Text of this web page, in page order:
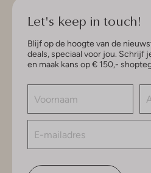
Let's keep in touch!
Blijf op de hoogte van de
deals, speciaal voor jou. Schrijf
en maak kans op € 150,-